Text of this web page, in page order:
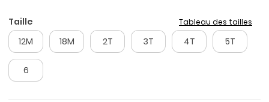
Taille Tableau des tailles
12M 18M 2T 3T 4T 5T
6